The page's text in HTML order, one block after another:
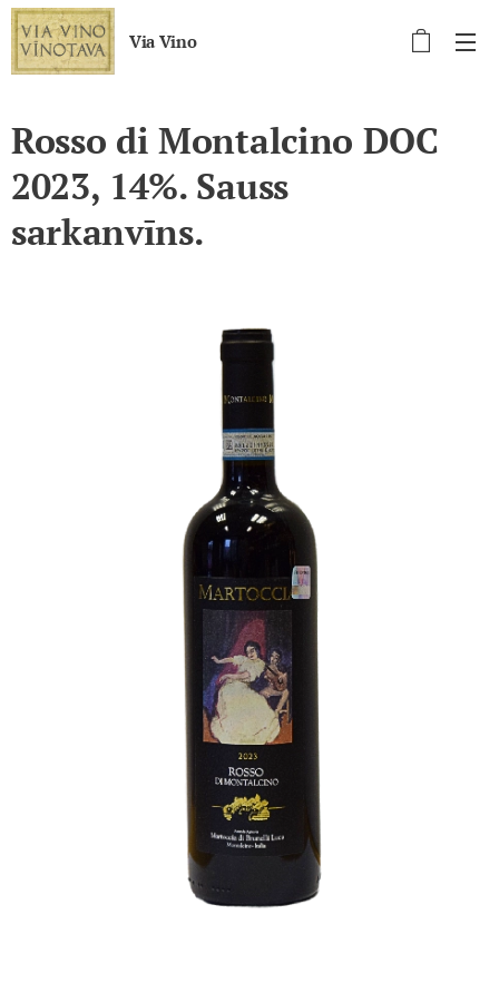
Via Vino
Rosso di Montalcino DOC
2023, 14%. Sauss
sarkanvīns.